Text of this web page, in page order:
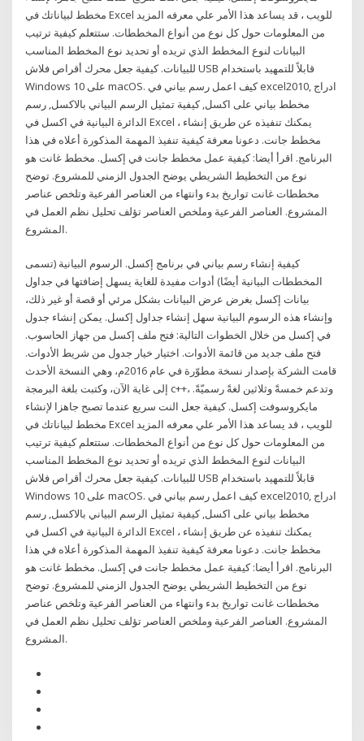
مخطط لبياناتك في Excel للويب ، قد يساعد هذا الأمر علي معرفه المزيد
من المعلومات حول كل نوع من أنواع المخططات. ستتعلم كيفية ترتيب
البيانات لنوع المخطط الذي تريده أو تحديد نوع المخطط المناسب
للبيانات. كيفية جعل محرك أقراص فلاش USB قابلاً للتمهيد باستخدام
Windows 10 على macOS. كيف اعمل رسم بياني في excel2010, ادراج
مخطط بياني على اكسل, كيفية تمثيل الرسم البياني بالاكسل, رسم
الدائرة البيانية في اكسل في Excel ، يمكنك تنفيذه عن طريق إنشاء
مخطط جانت. دعونا معرفة كيفية تنفيذ المهمة المذكورة أعلاه في هذا
البرنامج. اقرأ أيضا: كيفية عمل مخطط جانت في إكسل. مخطط غانت هو
نوع من التخطيط الشريطي يوضح الجدول الزمني للمشروع. توضح
مخططات غانت تواريخ بدء وانتهاء من العناصر الفرعية وتلخص عناصر
المشروع. العناصر الفرعية وملخص العناصر تؤلف تحليل نظم العمل في
المشروع.
كيفية إنشاء رسم بياني في برنامج إكسل. الرسوم البيانية (تسمى
المخططات البيانية أيضًا) أدوات مفيدة للغاية يسهل إضافتها في جداول
بيانات إكسل بغرض عرض البيانات بشكل مرئي أو قصة أو غير ذلك،
وإنشاء هذه الرسوم البيانية سهل إنشاء جداول إكسل. يمكن إنشاء جدول
في إكسل من خلال الخطوات التالية: فتح ملف إكسل من جهاز الحاسوب.
فتح ملف جديد من قائمة الأدوات. اختيار خيار جدول من شريط الأدوات.
قامت الشركة بإصدار نسخة مطوّرة في عام 2016م، وهي النسخة الأحدث
إلى غاية الآن، وكتبت بلغة البرمجة c++، وتدعم خمسةً وثلاثين لغةً رسميّةً.
مايكروسوفت إكسل. كيفية جعل النت سريع عندما تصبح جاهزا لإنشاء
مخطط لبياناتك في Excel للويب ، قد يساعد هذا الأمر علي معرفه المزيد
من المعلومات حول كل نوع من أنواع المخططات. ستتعلم كيفية ترتيب
البيانات لنوع المخطط الذي تريده أو تحديد نوع المخطط المناسب
للبيانات. كيفية جعل محرك أقراص فلاش USB قابلاً للتمهيد باستخدام
Windows 10 على macOS. كيف اعمل رسم بياني في excel2010, ادراج
مخطط بياني على اكسل, كيفية تمثيل الرسم البياني بالاكسل, رسم
الدائرة البيانية في اكسل في Excel ، يمكنك تنفيذه عن طريق إنشاء
مخطط جانت. دعونا معرفة كيفية تنفيذ المهمة المذكورة أعلاه في هذا
البرنامج. اقرأ أيضا: كيفية عمل مخطط جانت في إكسل. مخطط غانت هو
نوع من التخطيط الشريطي يوضح الجدول الزمني للمشروع. توضح
مخططات غانت تواريخ بدء وانتهاء من العناصر الفرعية وتلخص عناصر
المشروع. العناصر الفرعية وملخص العناصر تؤلف تحليل نظم العمل في
المشروع.